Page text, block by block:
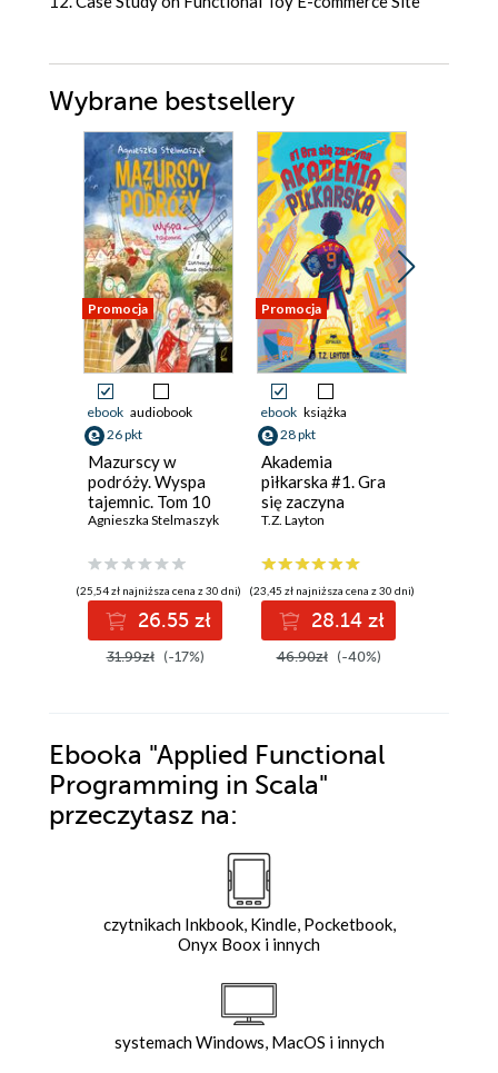
Wybrane bestsellery
Promocja
ebook audiobook
26 pkt
Mazurscy w
podróży. Wyspa
tajemnic. Tom 10
Agnieszka Stelmaszyk
(25,54 zł najniższa cena z 30 dni)
26.55 zł
31.99zł (-17%)
Promocja
ebook książka
28 pkt
Akademia
piłkarska #1. Gra
się zaczyna
T.Z. Layton
(23,45 zł najniższa cena z 30 dni)
28.14 zł
46.90zł (-40%)
Ebooka "Applied Functional
Programming in Scala"
przeczytasz na:
czytnikach Inkbook, Kindle, Pocketbook,
Onyx Boox i innych
systemach Windows, MacOS i innych